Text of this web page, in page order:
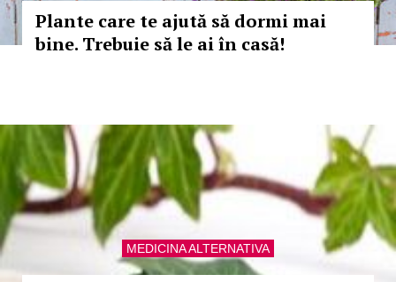
Plante care te ajută să dormi mai
bine. Trebuie să le ai în casă!
MEDICINA ALTERNATIVA